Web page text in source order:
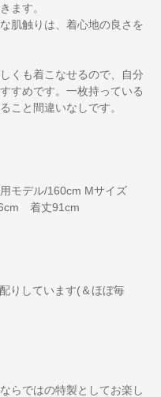
ます。
肌触りは、着心地の良さを
くも着こなせるので、自分
すめです。一枚持っている
こと間違いなしです。
モデル/160cm Mサイズ
着丈91cm
りしています(＆ほぼ毎
らではの特製としてお楽し